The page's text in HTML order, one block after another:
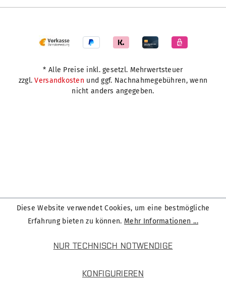
* Alle Preise inkl. gesetzl. Mehrwertsteuer
zzgl.Versandkosten und ggf. Nachnahmegebühren, wenn
nicht anders angegeben.
Diese Website verwendet Cookies, um eine bestmögliche
Erfahrung bieten zu können. Mehr Informationen ...
NUR TECHNISCH NOTWENDIGE
KONFIGURIEREN